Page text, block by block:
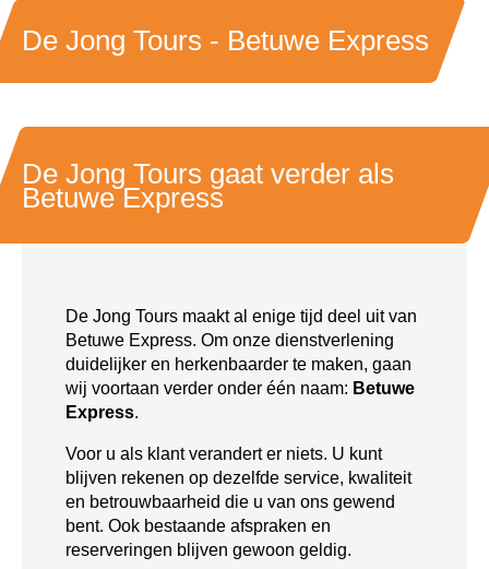
De Jong Tours - Betuwe Express
De Jong Tours gaat verder als
Betuwe Express
De Jong Tours maakt al enige tijd deel uit van
Betuwe Express. Om onze dienstverlening
duidelijker en herkenbaarder te maken, gaan
wij voortaan verder onder één naam: Betuwe
Express.
Voor u als klant verandert er niets. U kunt
blijven rekenen op dezelfde service, kwaliteit
en betrouwbaarheid die u van ons gewend
bent. Ook bestaande afspraken en
reserveringen blijven gewoon geldig.